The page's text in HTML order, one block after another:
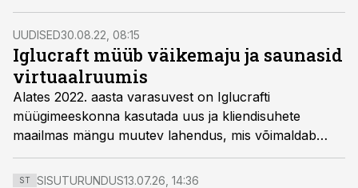
kulukam viis testida toote edukust. Kuidas teha aga
oluliselt varem kindlaks, mis toob edu ja mis mitte?
UUDISED30.08.22, 08:15
Iglucraft müüb väikemaju ja saunasid
virtuaalruumis
Alates 2022. aasta varasuvest on Iglucrafti
müügimeeskonna kasutada uus ja kliendisuhete
maailmas mängu muutev lahendus, mis võimaldab
müüa väikemaju ja saunu edukamalt ja
kliendisõbralikumalt üle kogu maailma.
ST SISUTURUNDUS13.07.26, 14:36